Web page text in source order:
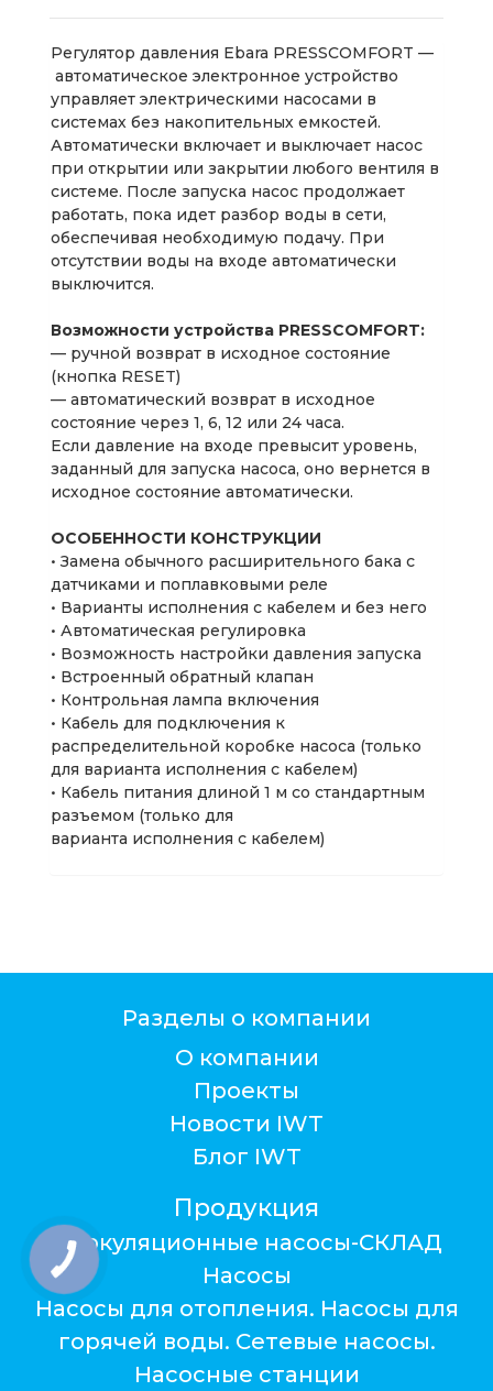
Регулятор давления Ebara PRESSCOMFORT —
автоматическое электронное устройство
управляет электрическими насосами в
системах без накопительных емкостей.
Автоматически включает и выключает насос
при открытии или закрытии любого вентиля в
системе. После запуска насос продолжает
работать, пока идет разбор воды в сети,
обеспечивая необходимую подачу. При
отсутствии воды на входе автоматически
выключится.
Возможности устройства PRESSCOMFORT:
— ручной возврат в исходное состояние
(кнопка RESET)
— автоматический возврат в исходное
состояние через 1, 6, 12 или 24 часа.
Если давление на входе превысит уровень,
заданный для запуска насоса, оно вернется в
исходное состояние автоматически.
ОСОБЕННОСТИ КОНСТРУКЦИИ
• Замена обычного расширительного бака с
датчиками и поплавковыми реле
• Варианты исполнения с кабелем и без него
• Автоматическая регулировка
• Возможность настройки давления запуска
• Встроенный обратный клапан
• Контрольная лампа включения
• Кабель для подключения к
распределительной коробке насоса (только
для варианта исполнения с кабелем)
• Кабель питания длиной 1 м со стандартным
разъемом (только для
варианта исполнения с кабелем)
Разделы о компании
О компании
Проекты
Новости IWT
Блог IWT
Продукция
Циркуляционные насосы-СКЛАД
Насосы
Насосы для отопления. Насосы для
горячей воды. Сетевые насосы.
Насосные станции
КНОПКА
ЗВ'ЯЗКУ